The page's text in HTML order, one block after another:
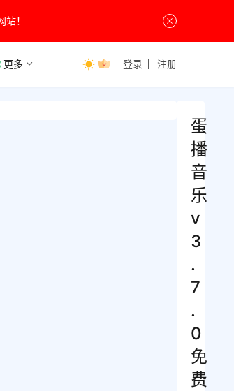
！
更多 登录 注册
蛋
播
音
乐
v
3
.
7
.
0
免
费